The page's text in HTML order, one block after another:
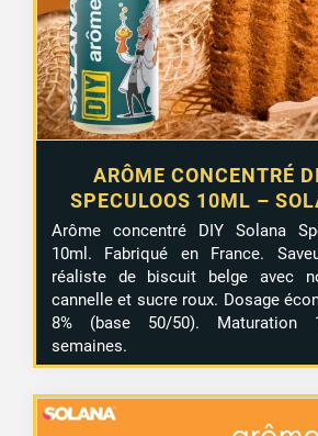
ARÔME CONCENTRÉ
SPECULOOS 10ML –
Arôme concentré DIY Solana
10ml. Fabriqué en France.
réaliste de biscuit belge avec
cannelle et sucre roux. Dosage
8% (base 50/50).
semaines.